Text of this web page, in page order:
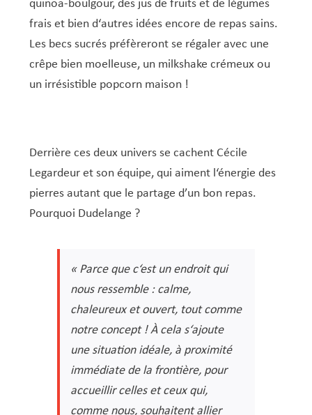
Musée municipal
Service national de la jeunesse (SNJ) – Antenne
locale
Service écologique – Maison verte
Subsides et aides en matière d’environnement
Vélo
Zones 20 & 30
Réserve naturelle Haard
Sentier narratif (Lauschterwee)
Urban Garden NeiSchmelz
Service logement
Pacte Logement 2.0
PAG (Plan d’Aménagement Général)
PAP QE (Plan d’Aménagement Particulier « Quartiers
PAP approuvés
PAP NQ en cours de procédure
PAG/PAP QE – Modifications ponctuelles
PAG
Projet NeiSchmelz
quinoa-boulgour, des jus de fruits et de légumes
frais et bien d‘autres idées encore de repas sains.
Les becs sucrés préfèreront se régaler avec une
crêpe bien moelleuse, un milkshake crémeux ou
un irrésistible popcorn maison !
Derrière ces deux univers se cachent Cécile
Legardeur et son équipe, qui aiment l‘énergie des
pierres autant que le partage d’un bon repas.
Pourquoi Dudelange ?
« Parce que c‘est un endroit qui
nous ressemble : calme,
chaleureux et ouvert, tout comme
notre concept ! À cela s‘ajoute
une situation idéale, à proximité
immédiate de la frontière, pour
accueillir celles et ceux qui,
comme nous, souhaitent allier